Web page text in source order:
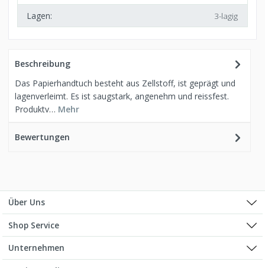
Lagen:
3-lagig
Beschreibung
Das Papierhandtuch besteht aus Zellstoff, ist geprägt und
lagenverleimt. Es ist saugstark, angenehm und reissfest.
Produktv… Mehr
Bewertungen
Über Uns
Shop Service
Unternehmen